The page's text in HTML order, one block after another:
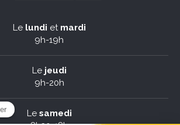
Le lundi et mardi
9h-19h
Le jeudi
9h-20h
Le samedi